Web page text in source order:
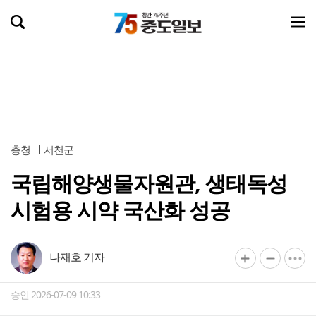
충청 서천군
국립해양생물자원관, 생태독성
시험용 시약 국산화 성공
나재호 기자
승인 2026-07-09 10:33